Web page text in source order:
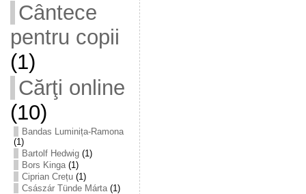
Cântece
pentru copii
(1)
Cărţi online
(10)
Bandas Luminița-Ramona
(1)
Bartolf Hedwig(1)
Bors Kinga(1)
Ciprian Crețu(1)
Császár Tünde Márta(1)